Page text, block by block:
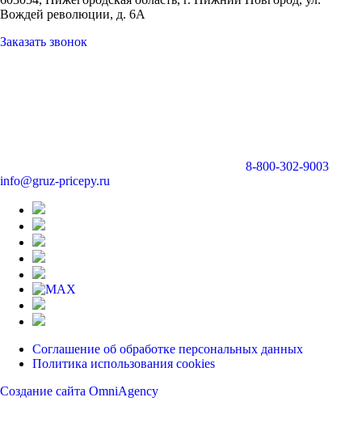
Вождей революции, д. 6А
Заказать звонок
8-800-302-9003
info@gruz-pricepy.ru
Соглашение об обработке персональных данных
Политика использования cookies
Создание сайта OmniAgency